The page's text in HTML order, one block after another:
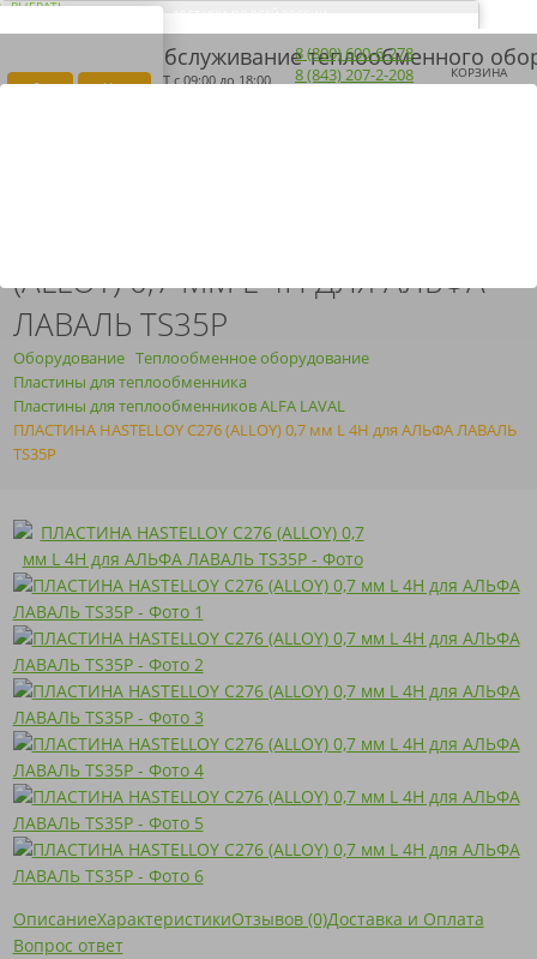
ВЫБРАТЬ
ВАШ ГОРОД ЭЛЬ-
Да НетПН-ПТс 09:00 до 18:00
8 (800) 600-6-278
8 (843) 207-2-208
КОРЗИНА
(ALLOY) 0,7 ММ L 4H ДЛЯ АЛЬФА
ЛАВАЛЬ TS35P
Оборудование Теплообменное оборудование
Пластины для теплообменника
Пластины для теплообменников ALFA LAVAL
ПЛАСТИНА HASTELLOY C276 (ALLOY) 0,7 мм L 4H для АЛЬФА ЛАВАЛЬ
TS35P
ОписаниеХарактеристикиОтзывов (0)Доставка и Оплата
Вопрос ответ